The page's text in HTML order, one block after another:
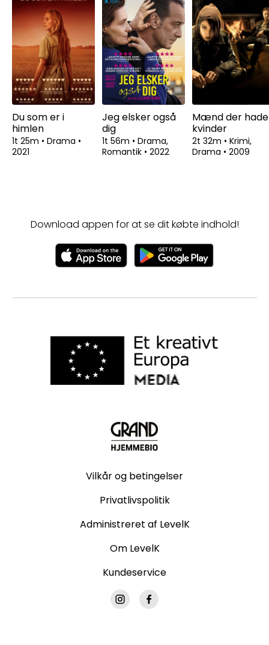
Du som er i
himlen
1t 25m • Drama •
2021
Jeg elsker også
dig
1t 56m • Drama,
Romantik • 2022
Mænd der
kvinder
2t 32m • Krimi,
Drama • 2009
Download appen for at se dit købte indhold!
Vilkår og betingelser
Privatlivspolitik
Administreret af LevelK
Om LevelK
Kundeservice